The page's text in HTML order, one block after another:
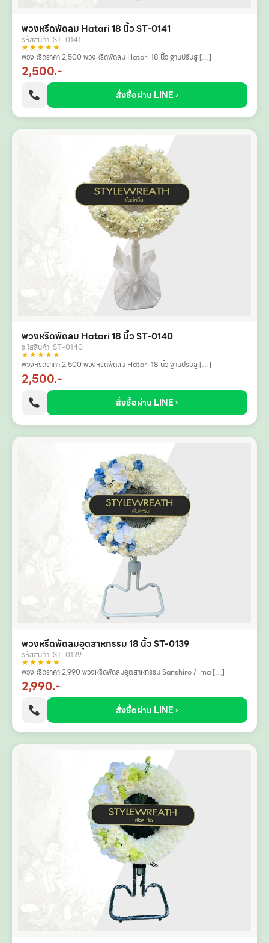
พวงหรีดพัดลม Hatari 18 นิ้ว ST-0141
รหัสสินค้า: ST-0141
★★★★★
พวงหรีดราคา 2,500 พวงหรีดพัดลม Hatari 18 นิ้ว ฐานปรับสู […]
2,500.-
สั่งซื้อผ่าน LINE ›
พวงหรีดพัดลม Hatari 18 นิ้ว ST-0140
รหัสสินค้า: ST-0140
★★★★★
พวงหรีดราคา 2,500 พวงหรีดพัดลม Hatari 18 นิ้ว ฐานปรับสู […]
2,500.-
สั่งซื้อผ่าน LINE ›
พวงหรีดพัดลมอุตสาหกรรม 18 นิ้ว ST-0139
รหัสสินค้า: ST-0139
★★★★★
พวงหรีดราคา 2,990 พวงหรีดพัดลมอุตสาหกรรม Sanshiro / ima […]
2,990.-
สั่งซื้อผ่าน LINE ›